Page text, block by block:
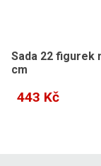
Sada 22 figurek
cm
443 Kč